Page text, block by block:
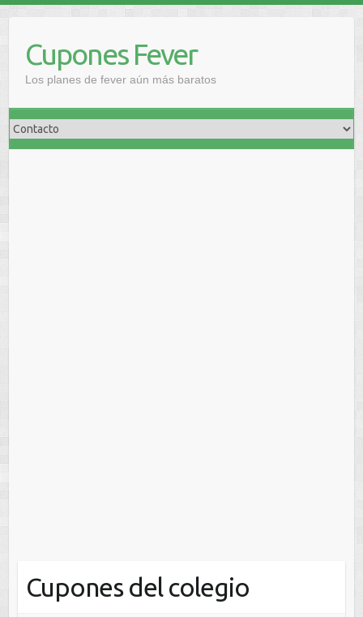
contenidoCupones Fever
Los planes de fever aún más baratos
Cupones del colegio